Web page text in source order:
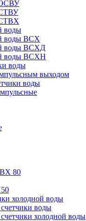
ОСВУ
воды
воды ВСХ
воды ВСХД
воды ВСХН
воды
выходом
воды
80
холодной воды
воды
холодной воды